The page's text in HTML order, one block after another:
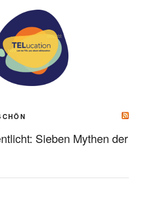
Sieben Mythen der